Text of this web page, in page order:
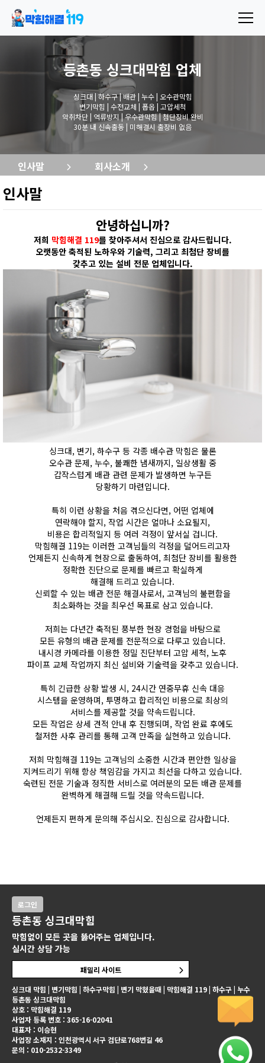
등촌동 싱크대막힘 업체
싱크대 | 하수구 | 배관 | 누수 | 오수관막힘
변기막힘 | 수전교체 | 폽옵 | 고압세척
악취차단 | 역류방지 | 우수관막힘 | 첨단장비 완비
30분 내 신속출동 | 미해결시 출장비 없음
인사말 회사소개
인사말
안녕하십니까?
저희 막힘해결 119를 찾아주셔서 진심으로 감사드립니다.
오랫동안 축적된 노하우와 기술력, 그리고 최첨단 장비를
갖추고 있는 설비 전문 업체입니다.
싱크대, 변기, 하수구 등 각종 배수관 막힘은 물론
오수관 문제, 누수, 불쾌한 냄새까지, 일상생활 중
갑작스럽게 배관 관련 문제가 발생하면 누구든
당황하기 마련입니다.
특히 이런 상황을 처음 겪으신다면, 어떤 업체에
연락해야 할지, 작업 시간은 얼마나 소요될지,
비용은 합리적일지 등 여러 걱정이 앞서실 겁니다.
막힘해결 119는 이러한 고객님들의 걱정을 덜어드리고자
언제든지 신속하게 현장으로 출동하여, 최첨단 장비를 활용한
정확한 진단으로 문제를 빠르고 확실하게
해결해 드리고 있습니다.
신뢰할 수 있는 배관 전문 해결사로서, 고객님의 불편함을
최소화하는 것을 최우선 목표로 삼고 있습니다.
저희는 다년간 축적된 풍부한 현장 경험을 바탕으로
모든 유형의 배관 문제를 전문적으로 다루고 있습니다.
내시경 카메라를 이용한 정밀 진단부터 고압 세척, 노후
파이프 교체 작업까지 최신 설비와 기술력을 갖추고 있습니다.
특히 긴급한 상황 발생 시, 24시간 연중무휴 신속 대응
시스템을 운영하며, 투명하고 합리적인 비용으로 최상의
서비스를 제공할 것을 약속드립니다.
모든 작업은 상세 견적 안내 후 진행되며, 작업 완료 후에도
철저한 사후 관리를 통해 고객 만족을 실현하고 있습니다.
저희 막힘해결 119는 고객님의 소중한 시간과 편안한 일상을
지켜드리기 위해 항상 책임감을 가지고 최선을 다하고 있습니다.
숙련된 전문 기술과 정직한 서비스로 여러분의 모든 배관 문제를
완벽하게 해결해 드릴 것을 약속드립니다.
언제든지 편하게 문의해 주십시오. 진심으로 감사합니다.
싱크대 막힘 | 변기막힘 | 하수구막힘 | 변기 막혔을때 | 막힘해결 119 | 하수구 | 누수
등촌동 싱크대막힘
상호 : 막힘해결 119
사업자 등록 번호 : 365-16-02041
대표자 : 이승현
사업장 소재지 : 인천광역시 서구 검단로768번길 46
문의 : 010-2532-3349
로그인
등촌동 싱크대막힘
막힘없이 모든 곳을 뚫어주는 업체입니다.
실시간 상담 가능
패밀리 사이트